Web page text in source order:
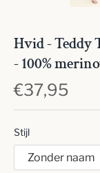
Hvid -
- 100%
€37,95
Stijl